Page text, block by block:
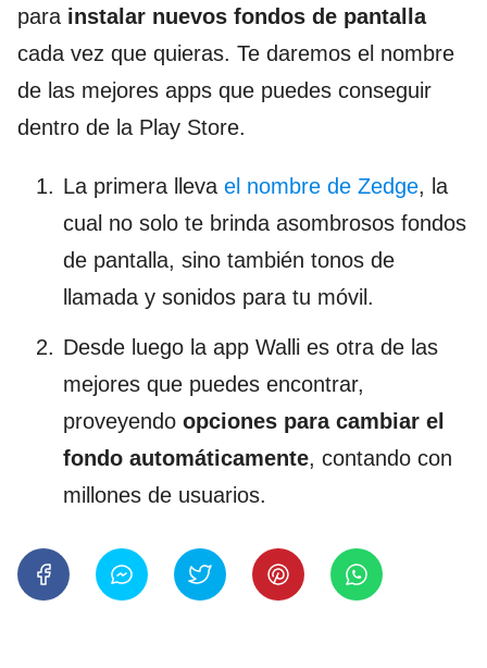
para instalar nuevos fondos de pantalla
cada vez que quieras. Te daremos el nombre
de las mejores apps que puedes conseguir
dentro de la Play Store.
La primera lleva el nombre de Zedge, la
cual no solo te brinda asombrosos fondos
de pantalla, sino también tonos de
llamada y sonidos para tu móvil.
Desde luego la app Walli es otra de las
mejores que puedes encontrar,
proveyendo opciones para cambiar el
fondo automáticamente, contando con
millones de usuarios.